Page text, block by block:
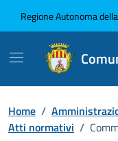
Regione Autonoma
Home /
Atti normativi /